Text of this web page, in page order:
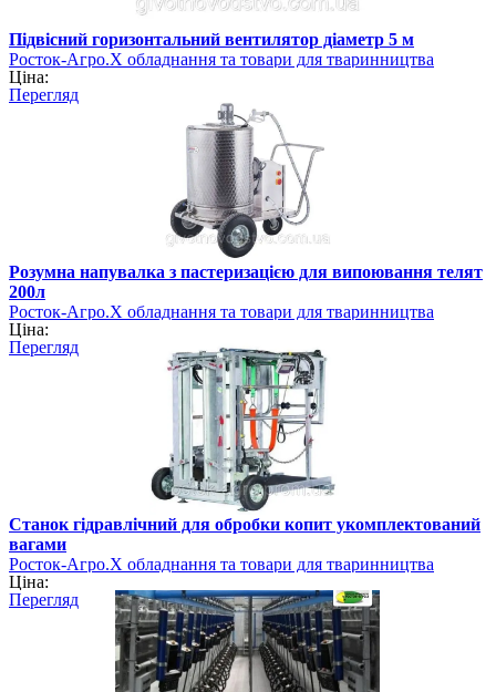
Підвісний горизонтальний вентилятор діаметр 5 м
Росток-Агро.Х обладнання та товари для тваринництва
Ціна:
Перегляд
Розумна напувалка з пастеризацією для випоювання телят
200л
Росток-Агро.Х обладнання та товари для тваринництва
Ціна:
Перегляд
Станок гідравлічний для обробки копит укомплектований
вагами
Росток-Агро.Х обладнання та товари для тваринництва
Ціна:
Перегляд